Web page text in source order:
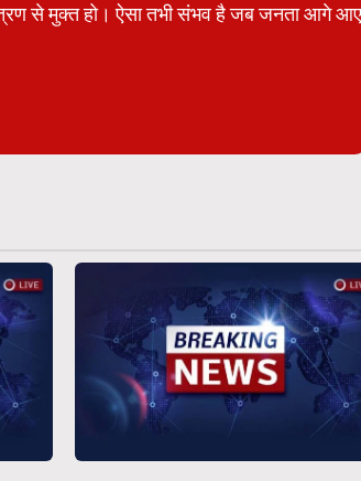
से मुक्त हो। ऐसा तभी संभव है जब जनता आगे आए